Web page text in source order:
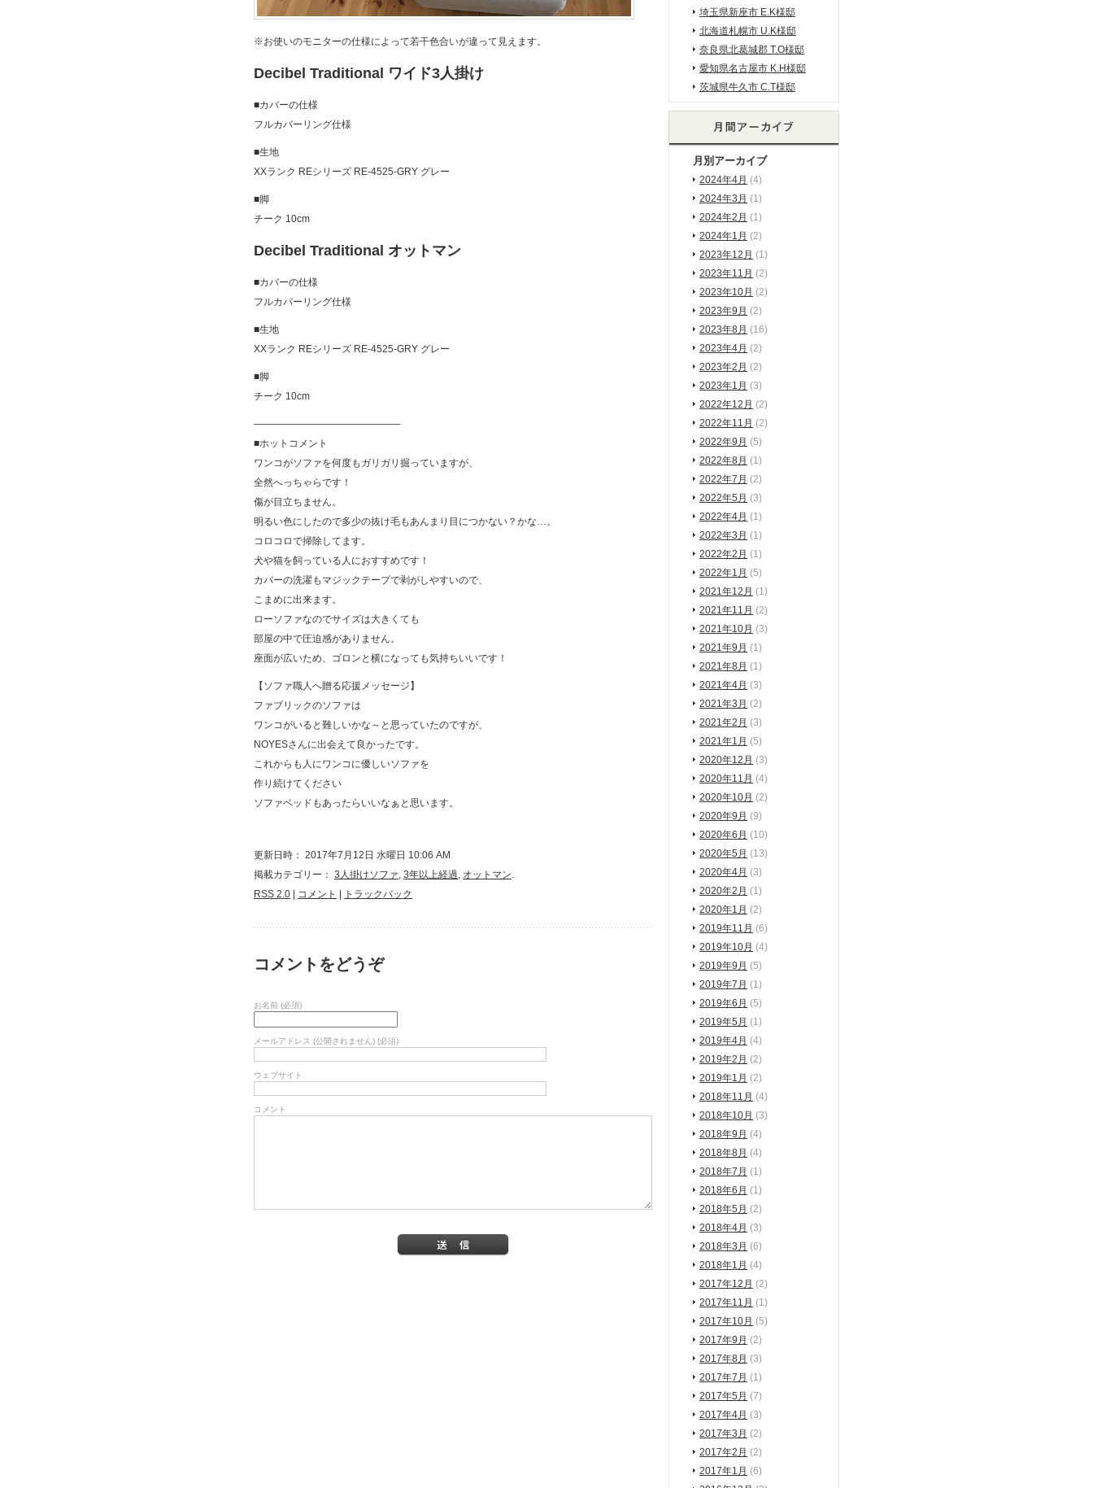
※お使いのモニターの仕様によって若干色合いが違って見えます。
Decibel Traditional ワイド3人掛け
■カバーの仕様
フルカバーリング仕様
■生地
XXランク REシリーズ RE-4525-GRY グレー
■脚
チーク 10cm
Decibel Traditional オットマン
■カバーの仕様
フルカバーリング仕様
■生地
XXランク REシリーズ RE-4525-GRY グレー
■脚
チーク 10cm
———————————————
■ホットコメント
ワンコがソファを何度もガリガリ掘っていますが、
全然へっちゃらです！
傷が目立ちません。
明るい色にしたので多少の抜け毛もあんまり目につかない？かな…。
コロコロで掃除してます。
犬や猫を飼っている人におすすめです！
カバーの洗濯もマジックテープで剥がしやすいので、
こまめに出来ます。
ローソファなのでサイズは大きくても
部屋の中で圧迫感がありません。
座面が広いため、ゴロンと横になっても気持ちいいです！
【ソファ職人へ贈る応援メッセージ】
ファブリックのソファは
ワンコがいると難しいかな～と思っていたのですが、
NOYESさんに出会えて良かったです。
これからも人にワンコに優しいソファを
作り続けてください
ソファベッドもあったらいいなぁと思います。
更新日時： 2017年7月12日 水曜日 10:06 AM
掲載カテゴリー： 3人掛けソファ, 3年以上経過, オットマン.
RSS 2.0
コメント トラックバック
コメントをどうぞ
お名前 (必須)
メールアドレス (公開されません) (必須)
ウェブサイト
コメント
埼玉県新座市 E.K様邸
北海道札幌市 U.K様邸
奈良県北葛城郡 T.O様邸
愛知県名古屋市 K.H様邸
茨城県牛久市 C.T様邸
月別アーカイブ
2024年4月 (4)
2024年3月 (1)
2024年2月 (1)
2024年1月 (2)
2023年12月 (1)
2023年11月 (2)
2023年10月 (2)
2023年9月 (2)
2023年8月 (16)
2023年4月 (2)
2023年2月 (2)
2023年1月 (3)
2022年12月 (2)
2022年11月 (2)
2022年9月 (5)
2022年8月 (1)
2022年7月 (2)
2022年5月 (3)
2022年4月 (1)
2022年3月 (1)
2022年2月 (1)
2022年1月 (5)
2021年12月 (1)
2021年11月 (2)
2021年10月 (3)
2021年9月 (1)
2021年8月 (1)
2021年4月 (3)
2021年3月 (2)
2021年2月 (3)
2021年1月 (5)
2020年12月 (3)
2020年11月 (4)
2020年10月 (2)
2020年9月 (9)
2020年6月 (10)
2020年5月 (13)
2020年4月 (3)
2020年2月 (1)
2020年1月 (2)
2019年11月 (6)
2019年10月 (4)
2019年9月 (5)
2019年7月 (1)
2019年6月 (5)
2019年5月 (1)
2019年4月 (4)
2019年2月 (2)
2019年1月 (2)
2018年11月 (4)
2018年10月 (3)
2018年9月 (4)
2018年8月 (4)
2018年7月 (1)
2018年6月 (1)
2018年5月 (2)
2018年4月 (3)
2018年3月 (6)
2018年1月 (4)
2017年12月 (2)
2017年11月 (1)
2017年10月 (5)
2017年9月 (2)
2017年8月 (3)
2017年7月 (1)
2017年5月 (7)
2017年4月 (3)
2017年3月 (2)
2017年2月 (2)
2017年1月 (6)